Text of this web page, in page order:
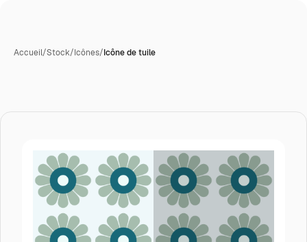
Accueil/Stock/Icônes/Icône de tuile